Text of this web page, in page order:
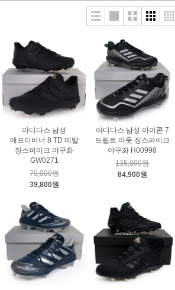
아디다스 남성
애프터버너 8 TD 메탈
징스파이크 야구화
GW0271
70,000원
39,800원
아디다스 남성 아이콘 7
드립트 아웃 징스파이크
야구화 H00998
135,000원
84,900원